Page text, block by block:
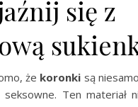
się z
że koronki są
Ten materiał